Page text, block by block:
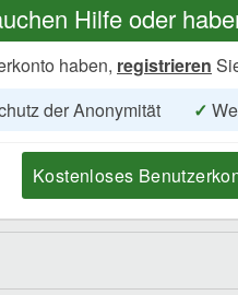
Hilfe oder
haben, registrieren
der Anonymität ✓
Kostenloses